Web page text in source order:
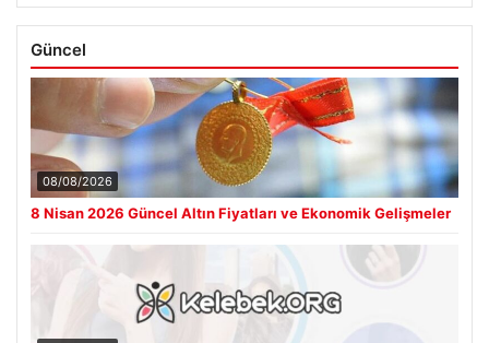
Güncel
08/08/2026
8 Nisan 2026 Güncel Altın Fiyatları ve Ekonomik Gelişmeler